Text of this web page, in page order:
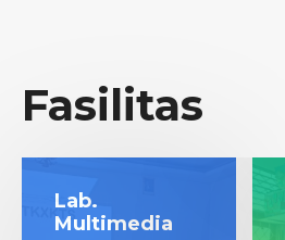
Fasilitas
Lab.
Multimedia